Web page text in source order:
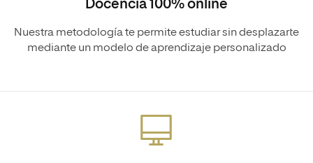
Docencia 100% online
Nuestra metodología te permite estudiar sin desplazarte
mediante un modelo de aprendizaje personalizado